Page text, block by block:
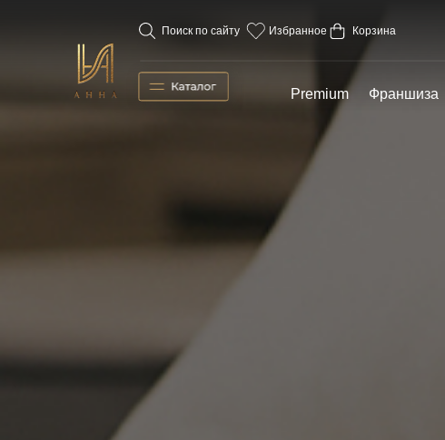
Premium Франшиза
Поиск по сайту Избранное Корзина